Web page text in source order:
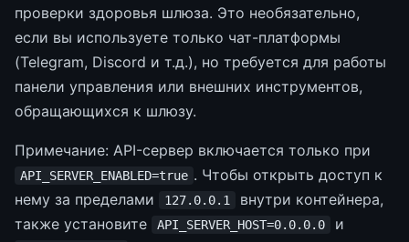
проверки здоровья шлюза. Это необязательно,
если вы используете только чат-платформы
(Telegram, Discord и т.д.), но требуется для работы
панели управления или внешних инструментов,
обращающихся к шлюзу.
Примечание: API-сервер включается только при
API_SERVER_ENABLED=true . Чтобы открыть доступ к
нему за пределами
127.0.0.1
внутри контейнера,
также установите
API_SERVER_HOST=0.0.0.0 и